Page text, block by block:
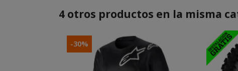
4 otros productos en la misma
-30%